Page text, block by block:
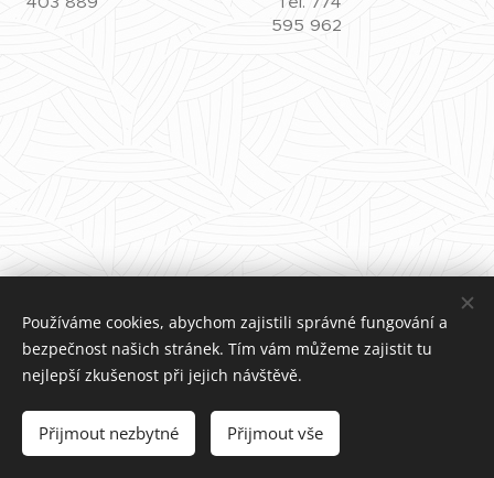
595 962
Používáme cookies, abychom zajistili správné fungování a
bezpečnost našich stránek. Tím vám můžeme zajistit tu
nejlepší zkušenost při jejich návštěvě.
Přijmout nezbytné Přijmout vše